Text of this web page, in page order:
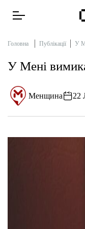
Тексти
Головна Публікації У
У Мені
Менщина 22